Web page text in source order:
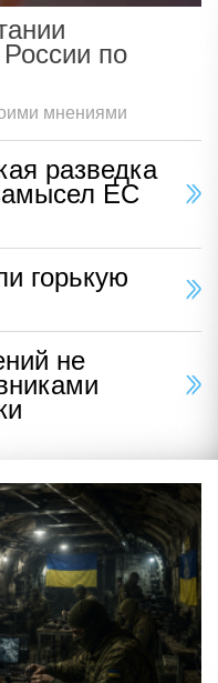
по
мнениями
разведка
ЕС
горькую
не